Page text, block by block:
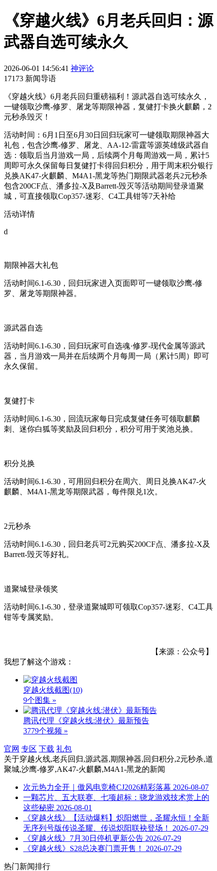
《穿越火线》6月老兵回归：源
武器自选可续永久
2026-06-01 14:56:41 神评论
17173 新闻导语
《穿越火线》6月老兵回归重磅福利！源武器自选可续永久，
一键领取沙鹰-修罗、屠龙等期限神器，复健打卡换火麒麟，2
元秒杀毁灭！
活动时间：6月1日至6月30日回归玩家可一键领取期限神器大
礼包，包含沙鹰-修罗、屠龙、AA-12-雷霆等源英雄级武器自
选：领取后当月游戏一局，后续两个月每周游戏一局，累计5
周即可永久保留每日复健打卡得回归积分，用于周末积分银行
兑换AK47-火麒麟、M4A1-黑龙等热门期限武器老兵2元秒杀
包含200CF点、潘多拉-X及Barrett-毁灭等活动期间登录道聚
城，可直接领取Cop357-迷彩、C4工具钳等7天补给
活动详情
d
期限神器大礼包
活动时间6.1-6.30，回归玩家进入页面即可一键领取沙鹰-修
罗、屠龙等期限神器。
源武器自选
活动时间6.1-6.30，回归玩家可自选魂·修罗-现代金属等源武
器，当月游戏一局并在后续两个月每周一局（累计5周）即可
永久保留。
复健打卡
活动时间6.1-6.30，回流玩家每日完成复健任务可领取麒麟
刺、迷你白狐等奖励及回归积分，积分可用于奖池兑换。
积分兑换
活动时间6.1-6.30，可用回归积分在周六、周日兑换AK47-火
麒麟、M4A1-黑龙等期限武器，每件限兑1次。
2元秒杀
活动时间6.1-6.30，回归老兵可2元购买200CF点、潘多拉-X及
Barrett-毁灭等好礼。
道聚城登录领奖
活动时间6.1-6.30，登录道聚城即可领取Cop357-迷彩、C4工具
钳等专属奖励。
【来源：公众号】
我想了解这个游戏：
穿越火线截图(10)
9个图集 »
腾讯代理《穿越火线:潜伏》最新预告
3779个视频 »
官网 专区 下载 礼包
关于穿越火线,老兵回归,源武器,期限神器,回归积分,2元秒杀,道
聚城,沙鹰-修罗,AK47-火麒麟,M4A1-黑龙的新闻
次元热力全开｜傲风电竞椅CJ2026精彩落幕 2026-08-07
一颗芯片、五大联赛、七项超标：骁龙游戏技术赏上的
这些秘密 2026-08-01
《穿越火线》【活动爆料】炽阳燃世，圣耀永恒！全新
无序列号版传说圣耀、传说炽阳联袂登场！
2026-07-29
《穿越火线》7月30日停机更新公告 2026-07-29
《穿越火线》S28总决赛门票开售！
2026-07-29
热门新闻排行